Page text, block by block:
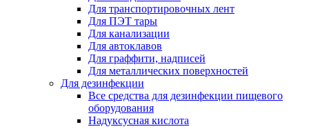
Для транспортировочных лент
Для ПЭТ тары
Для канализации
Для автоклавов
Для граффити, надписей
Для металлических поверхностей
Для дезинфекции
Все средства для дезинфекции пищевого
оборудования
Надуксусная кислота